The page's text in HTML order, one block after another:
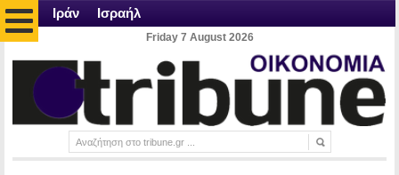
Ιράν Ισραήλ
Friday 7 August 2026